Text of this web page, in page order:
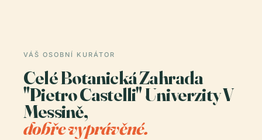
VÁŠ OSOBNÍ KURÁTOR
Celé Botanická Zahrada
"Pietro Castelli" Univerzity V
Messině,
dobře vyprávěné.